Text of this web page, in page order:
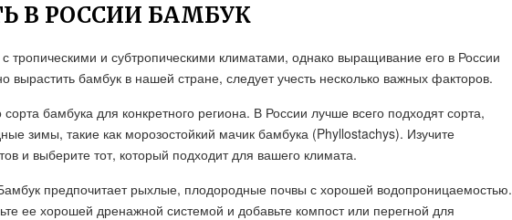
В РОССИИ БАМБУК
тропическими и субтропическими климатами, однако выращивание его в России
вырастить бамбук в нашей стране, следует учесть несколько важных факторов.
бамбука для конкретного региона. В России лучше всего подходят сорта,
зимы, такие как морозостойкий мачик бамбука (Phyllostachys). Изучите
и выберите тот, который подходит для вашего климата.
предпочитает рыхлые, плодородные почвы с хорошей водопроницаемостью.
ее хорошей дренажной системой и добавьте компост или перегной для